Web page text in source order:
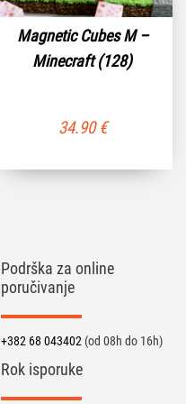
Magnetic Cubes M –
Minecraft (128)
34.90€
Podrška za online
poručivanje
+382 68 043402 (od 08h do 16h)
Rok isporuke